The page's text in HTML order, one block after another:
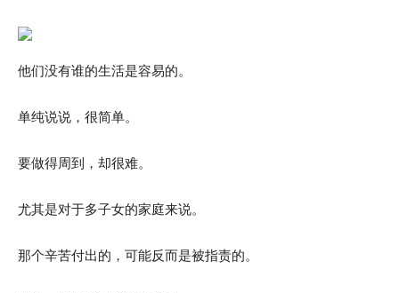
他们没有谁的生活是容易的。
单纯说说，很简单。
要做得周到，却很难。
尤其是对于多子女的家庭来说。
那个辛苦付出的，可能反而是被指责的。